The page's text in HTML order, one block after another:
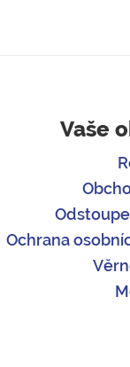
Vaše
Ochrana